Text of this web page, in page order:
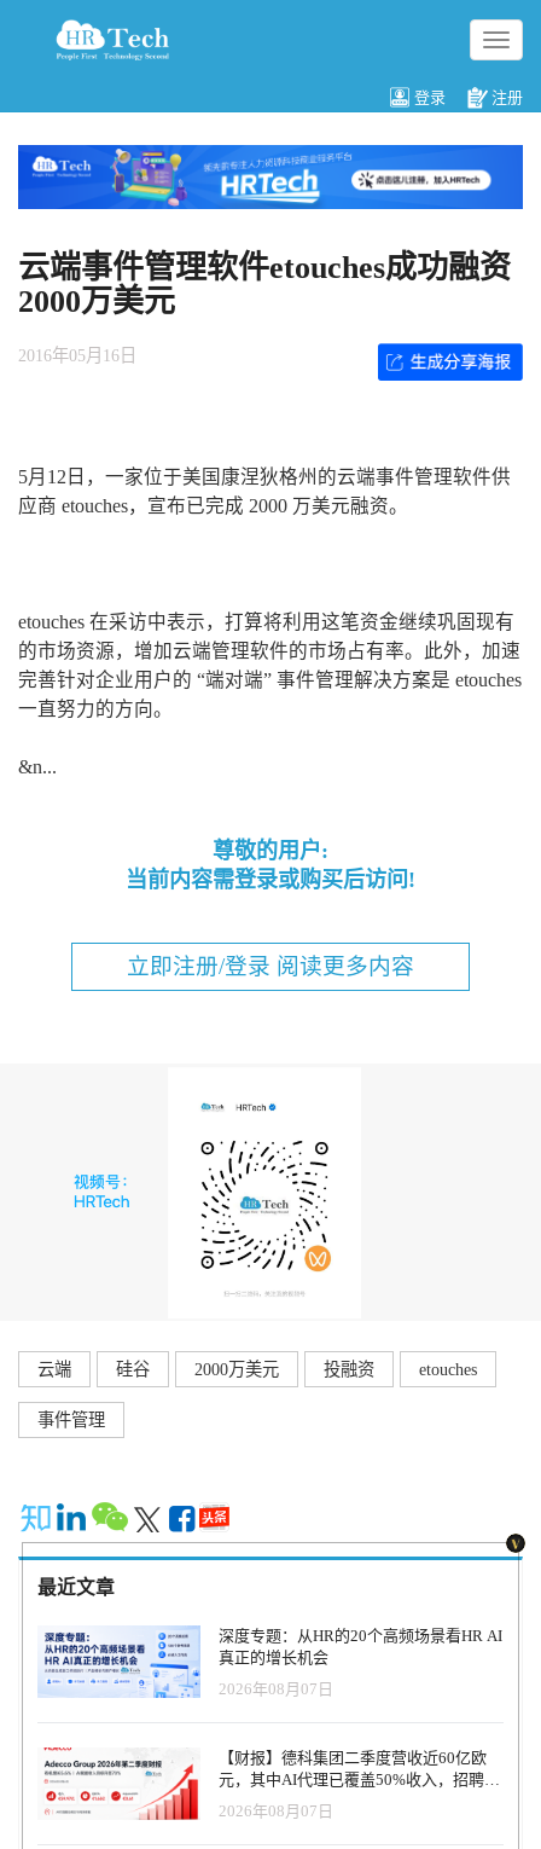
切
换
航
登录 注册
云端事件管理软件etouches成功融资
2000万美元
2016年05月16日
5月12日，一家位于美国康涅狄格州的云端事件管理软件供
应商 etouches，宣布已完成 2000 万美元融资。
etouches 在采访中表示，打算将利用这笔资金继续巩固现有
的市场资源，增加云端管理软件的市场占有率。此外，加速
完善针对企业用户的 “端对端” 事件管理解决方案是 etouches
一直努力的方向。
&n...
尊敬的用户:
当前内容需登录或购买后访问!
立即注册/登录 阅读更多内容
云端 硅谷 2000万美元 投融资 etouches
事件管理
最近文章
深度专题：从HR的20个高频场景看HR AI
真正的增长机会
2026年08月07日
【财报】德科集团二季度营收近60亿欧
元，其中AI代理已覆盖50%收入，招聘服
务进入运营重构阶段
2026年08月07日